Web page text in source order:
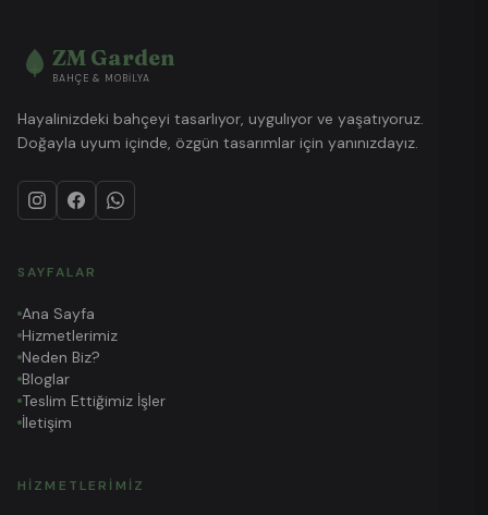
ZM Garden
BAHÇE & MOBILYA
Hayalinizdeki bahçeyi tasarlıyor, uygulıyor ve yaşatıyoruz.
Doğayla uyum içinde, özgün tasarımlar için yanınızdayız.
SAYFALAR
Ana Sayfa
Hizmetlerimiz
Neden Biz?
Bloglar
Teslim Ettiğimiz İşler
İletişim
HIZMETLERIMIZ